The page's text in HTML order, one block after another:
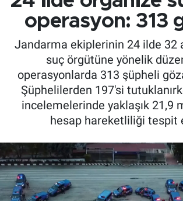
operasyon: 313
Jandarma ekiplerinin 24 ilde 32
suç örgütüne yönelik
operasyonlarda 313 şüpheli
Şüphelilerden 197'si
incelemelerinde yaklaşık 21,9
hesap hareketliliği tespit